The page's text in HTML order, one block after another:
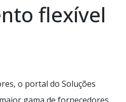
flexível
o portal do Soluções